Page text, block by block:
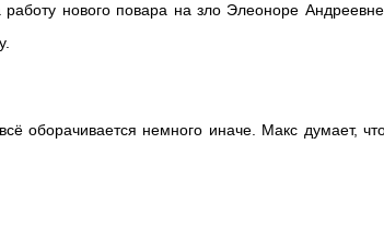
нового повара на зло Элеоноре
оборачивается немного иначе. Макс думает,